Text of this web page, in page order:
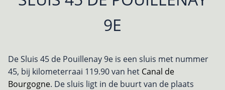
9E
De Sluis 45 de Pouillenay 9e is een sluis met nummer
45, bij kilometerraai 119.90 van het Canal de
Bourgogne. De sluis ligt in de buurt van de plaats